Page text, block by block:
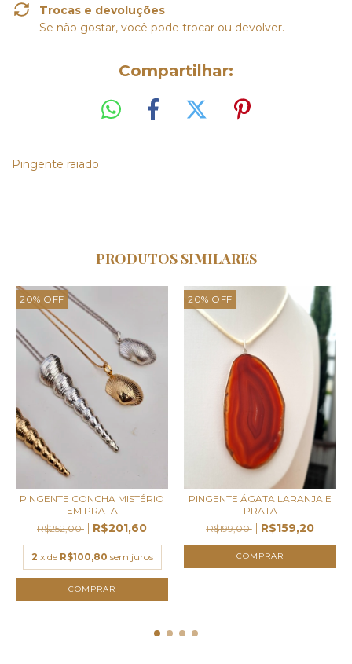
Trocas e devoluções
Se não gostar, você pode trocar ou devolver.
Compartilhar:
Pingente raiado
PRODUTOS SIMILARES
20% OFF
PINGENTE CONCHA MISTÉRIO
EM PRATA
R$252,00
R$201,60
2 x de R$100,80 sem juros
20% OFF
PINGENTE ÁGATA LARANJA E
PRATA
R$199,00
R$159,20